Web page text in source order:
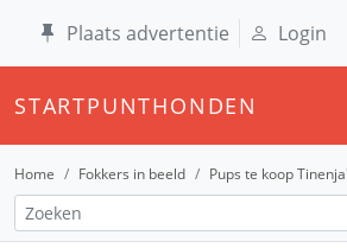
Plaats advertentie Login
STARTPUNTHONDEN
Home Fokkers in beeld Pups te koop